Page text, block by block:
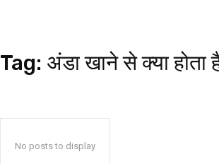
Tag: अंडा खाने से क्या होता
No posts to display